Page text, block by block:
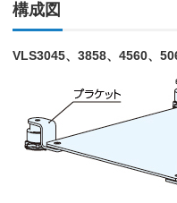
構成図
VLS3045、3858、4560、